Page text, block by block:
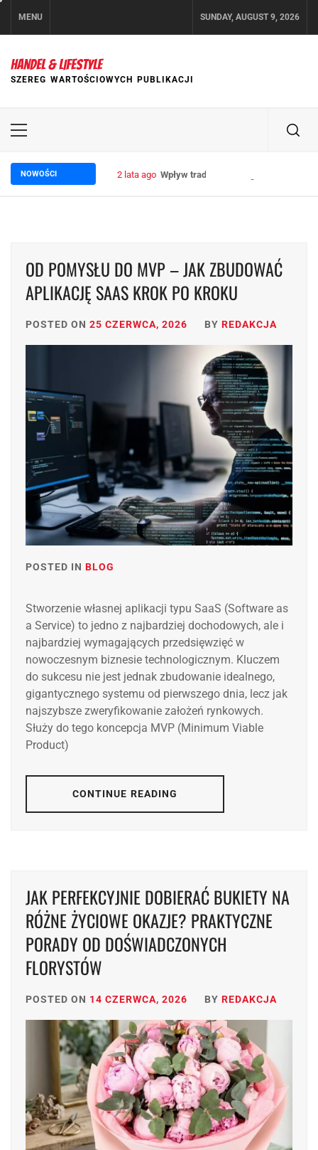
MENU SUNDAY, AUGUST 9, 2026
HANDEL & LIFESTYLE
SZEREG WARTOŚCIOWYCH PUBLIKACJI
Primary
NOWOŚCI 2 lata ago Wpływ trade marketingu na wzrost
OD POMYSŁU DO MVP – JAK ZBUDOWAĆ
APLIKACJĘ SAAS KROK PO KROKU
POSTED ON 25 CZERWCA, 2026 BY REDAKCJA
POSTED IN BLOG
Stworzenie własnej aplikacji typu SaaS (Software as
a Service) to jedno z najbardziej dochodowych, ale i
najbardziej wymagających przedsięwzięć w
nowoczesnym biznesie technologicznym. Kluczem
do sukcesu nie jest jednak zbudowanie idealnego,
gigantycznego systemu od pierwszego dnia, lecz jak
najszybsze zweryfikowanie założeń rynkowych.
Służy do tego koncepcja MVP (Minimum Viable
Product)
CONTINUE READING
JAK PERFEKCYJNIE DOBIERAĆ BUKIETY NA
RÓŻNE ŻYCIOWE OKAZJE? PRAKTYCZNE
PORADY OD DOŚWIADCZONYCH
FLORYSTÓW
POSTED ON 14 CZERWCA, 2026 BY REDAKCJA